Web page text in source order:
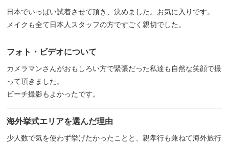
日本でいっぱい試着させて頂き、決めました。お気に入りです。
メイクも全て日本人スタッフの方ですごく親切でした。
フォト・ビデオについて
カメラマンさんがおもしろい方で緊張だった私達も自然な笑顔で撮
って頂きました。
ビーチ撮影もよかったです。
海外挙式エリアを選んだ理由
少人数で気を使わず挙げたかったことと、親孝行も兼ねて海外旅行